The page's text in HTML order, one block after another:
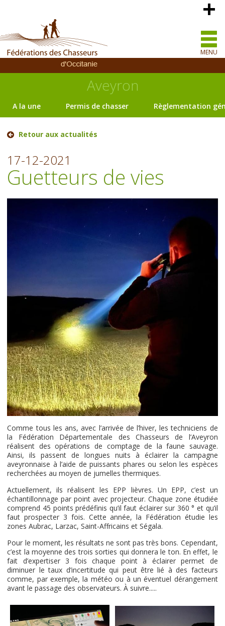
MENU
Aveyron
A la une Permis de chasser Règlementation
Retour aux actualités
17-12-2021
Guetteurs de vies
Comme tous les ans, avec l’arrivée de l’hiver, les techniciens de
la Fédération Départementale des Chasseurs de l’Aveyron
réalisent des opérations de comptage de la faune sauvage.
Ainsi, ils passent de longues nuits à éclairer la campagne
aveyronnaise à l’aide de puissants phares ou selon les espèces
recherchées au moyen de jumelles thermiques.
Actuellement, ils réalisent les EPP lièvres. Un EPP, c’est un
échantillonnage par point avec projecteur. Chaque zone étudiée
comprend 45 points prédéfinis qu’il faut éclairer sur 360 ° et qu’il
faut prospecter 3 fois. Cette année, la Fédération étudie les
zones Aubrac, Larzac, Saint-Affricains et Ségala.
Pour le moment, les résultats ne sont pas très bons. Cependant,
c’est la moyenne des trois sorties qui donnera le ton. En effet, le
fait d’expertiser 3 fois chaque point à éclairer permet de
diminuer le taux d’incertitude qui peut être lié à des facteurs
comme, par exemple, la météo ou à un éventuel dérangement
avant le passage des observateurs. À suivre.....